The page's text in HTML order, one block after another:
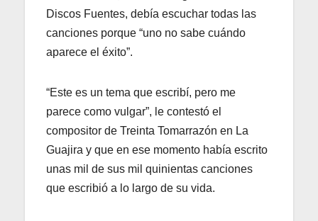
Discos Fuentes, debía escuchar todas las
canciones porque “uno no sabe cuándo
aparece el éxito”.
“Este es un tema que escribí, pero me
parece como vulgar”, le contestó el
compositor de Treinta Tomarrazón en La
Guajira y que en ese momento había escrito
unas mil de sus mil quinientas canciones
que escribió a lo largo de su vida.